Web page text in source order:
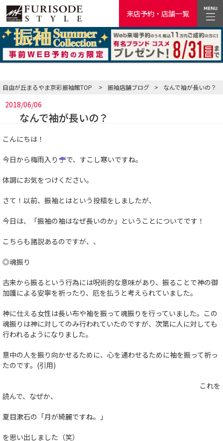
来店予約・店舗一覧
自由が丘まるやま京彩振袖館TOP > 振袖店舗ブログ > なんで袖が長いの？
2018/06/06
なんで袖が長いの？
こんにちは！
今日から梅雨入り で、すこし寒いですね。
体調にお気をつけください。
さて！以前、振袖とはという投稿をしましたが、
今日は、「振袖の袖はなぜ長いのか」ということについてです！
こちらも諸説あるのですが、、
◎魂振り
古来から振るという行為には呪術的な意味があり、振ることで神の御
加護による安寧を祈ったり、厄を払うと考えられていました。
神に仕える女性は長い布や袖を振って魂振りを行っていました。この
魂振りは神に対してのみ行われていたのですが、次第に人に対しても
行われるようになりました。
意中の人を振り向かせるために、心を通わせるために袖を振って祈っ
たのです。(引用)
これを
読んで、なぜか、
夏目漱石の「月が綺麗ですね。」
を思い出しました（笑）